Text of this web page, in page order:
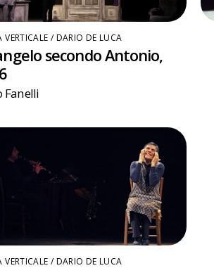
VERTICALE / DARIO DE LUCA
secondo Antonio,
Fanelli
VERTICALE / DARIO DE LUCA